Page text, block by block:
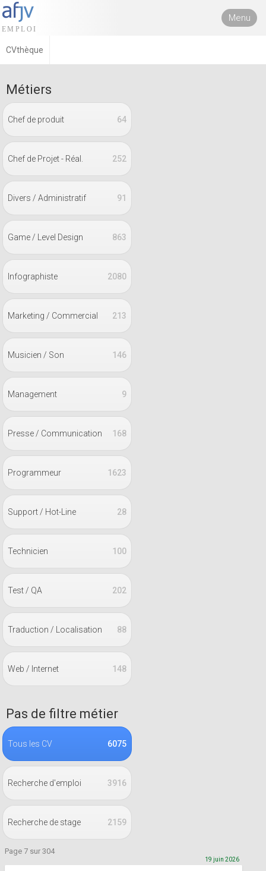
Menu
CVthèque
Métiers
64
Chef de produit
252
Chef de Projet - Réal.
91
Divers / Administratif
863
Game / Level Design
2080
Infographiste
213
Marketing / Commercial
146
Musicien / Son
9
Management
168
Presse / Communication
1623
Programmeur
28
Support / Hot-Line
100
Technicien
202
Test / QA
88
Traduction / Localisation
148
Web / Internet
Pas de filtre métier
6075
Tous les CV
3916
Recherche d'emploi
2159
Recherche de stage
Page 7 sur 304
19 juin 2026